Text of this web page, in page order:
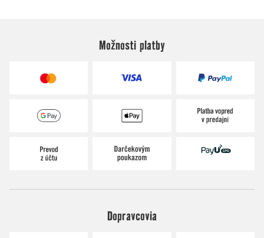
Možnosti platby
Dopravcovia